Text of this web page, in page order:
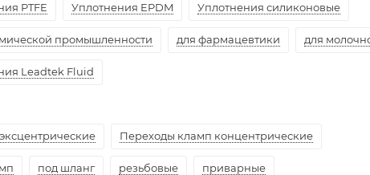
PTFE Уплотнения EPDM Уплотнения силиконовые
промышленности для фармацевтики для
Leadtek Fluid
Переходы кламп концентрические
под шланг резьбовые приварные